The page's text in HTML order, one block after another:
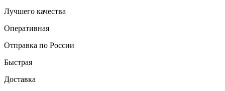
Лучшего качества
Оперативная
Отправка по России
Быстрая
Доставка